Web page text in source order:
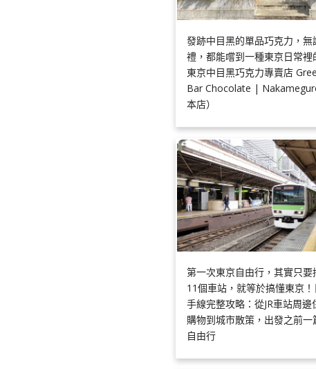
發跡中目黑的單品巧克力，無
禮，都能嚐到一種東京日常裡
東京中目黑巧克力專賣店
Bar Chocolate |
本店）
第一次東京自由行，其實只要
11個車站，就等於搞懂東京
手線完整攻略：從JR車站周邊
購物到城市散策，出發之前一
自由行